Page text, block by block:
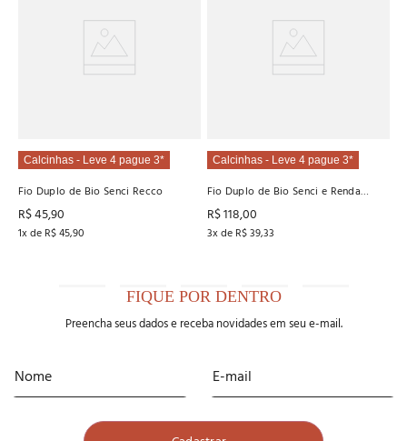
Calcinhas - Leve 4 pague 3*
Fio Duplo de Bio Senci Recco
R$45,90
1x de R$45,90
Calcinhas - Leve 4 pague 3*
Fio Duplo de Bio Senci e Renda
Recco
R$118,00
3x de R$39,33
FIQUE POR DENTRO
Preencha seus dados e receba novidades em seu e-mail.